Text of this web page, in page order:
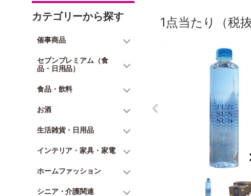
カテゴリーから探す
催事商品
セブンプレミアム（食
品・日用品）
食品・飲料
お酒
生活雑貨・日用品
インテリア・家具・家電
ホームファッション
シニア・介護関連
1点当たり（税抜